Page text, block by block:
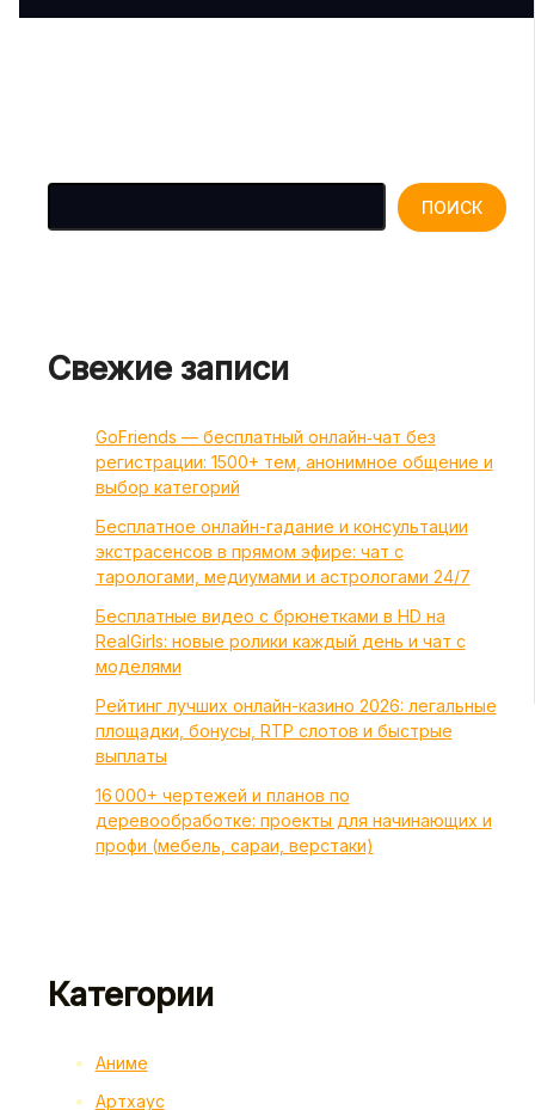
ПОИСК
Свежие записи
GoFriends — бесплатный онлайн‑чат без
регистрации: 1500+ тем, анонимное общение и
выбор категорий
Бесплатное онлайн-гадание и консультации
экстрасенсов в прямом эфире: чат с
тарологами, медиумами и астрологами 24/7
Бесплатные видео с брюнетками в HD на
RealGirls: новые ролики каждый день и чат с
моделями
Рейтинг лучших онлайн-казино 2026: легальные
площадки, бонусы, RTP слотов и быстрые
выплаты
16 000+ чертежей и планов по
деревообработке: проекты для начинающих и
профи (мебель, сараи, верстаки)
Категории
Аниме
Артхаус